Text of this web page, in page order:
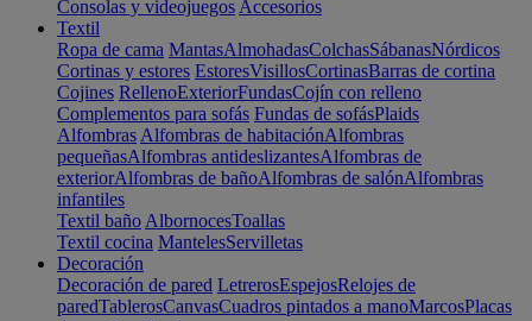
Consolas y videojuegos Accesorios
Textil
Ropa de cama MantasAlmohadasColchasSábanasNórdicos
Cortinas y estores EstoresVisillosCortinasBarras de cortina
Cojines RellenoExteriorFundasCojín con relleno
Complementos para sofás Fundas de sofásPlaids
Alfombras Alfombras de habitaciónAlfombras
pequeñasAlfombras antideslizantesAlfombras de
exteriorAlfombras de bañoAlfombras de salónAlfombras
infantiles
Textil baño AlbornocesToallas
Textil cocina MantelesServilletas
Decoración
Decoración de pared LetrerosEspejosRelojes de
paredTablerosCanvasCuadros pintados a manoMarcosPlacas